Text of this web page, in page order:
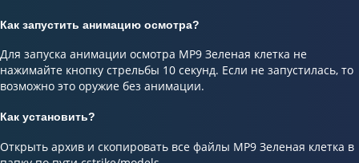
Как запустить анимацию осмотра?
Для запуска анимации осмотра MP9 Зеленая клетка не
нажимайте кнопку стрельбы 10 секунд. Если не запустилась, то
возможно это оружие без анимации.
Как установить?
Открыть архив и скопировать все файлы MP9 Зеленая клетка в